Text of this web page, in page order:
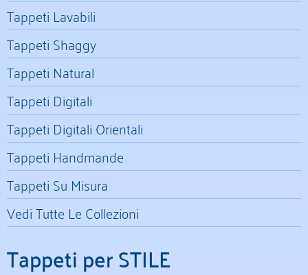
Tappeti Lavabili
Tappeti Shaggy
Tappeti Natural
Tappeti Digitali
Tappeti Digitali Orientali
Tappeti Handmande
Tappeti Su Misura
Vedi Tutte Le Collezioni
Tappeti per STILE